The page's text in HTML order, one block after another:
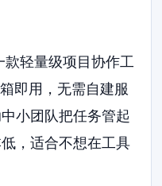
轻量级项目协作工
即用，无需自建服
小团队把任务管起
，适合不想在工具